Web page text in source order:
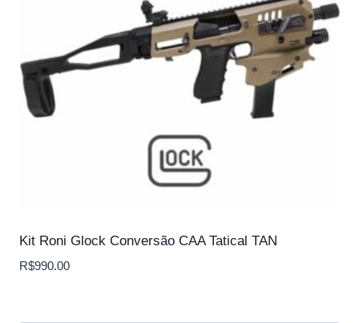
Kit Roni Glock Conversão CAA Tatical TAN
R$990.00